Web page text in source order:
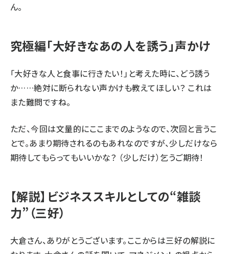
ん。
究極編「大好きなあの人を誘う」声かけ
「大好きな人と食事に行きたい！」と考えた時に、どう誘う
か……絶対に断られない声かけも教えてほしい？ これは
また難問ですね。
ただ、今回は文量的にここまでのようなので、次回と言うこ
とで。あまり期待されるのもあれなのですが、少しだけなら
期待してもらってもいいかな？ （少しだけ）乞うご期待！
【解説】ビジネススキルとしての“雑談
力”（三好）
大倉さん、ありがとうございます。ここからは三好の解説に